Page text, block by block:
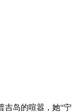
吉岛的喧嚣，她“宁